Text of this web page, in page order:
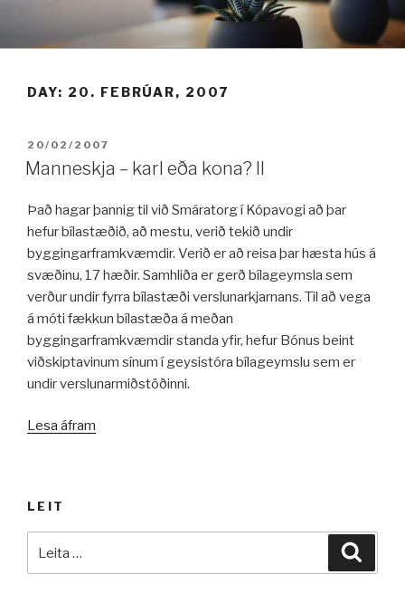
efni
DAY: 20. FEBRÚAR, 2007
BIRT:
20/02/2007
Manneskja – karl eða kona? II
Það hagar þannig til við Smáratorg í Kópavogi að þar
hefur bílastæðið, að mestu, verið tekið undir
byggingarframkvæmdir. Verið er að reisa þar hæsta hús á
svæðinu, 17 hæðir. Samhliða er gerð bílageymsla sem
verður undir fyrra bílastæði verslunarkjarnans. Til að vega
á móti fækkun bílastæða á meðan
byggingarframkvæmdir standa yfir, hefur Bónus beint
viðskiptavinum sínum í geysistóra bílageymslu sem er
undir verslunarmiðstöðinni.
Lesa áfram
II“
LEIT
að: